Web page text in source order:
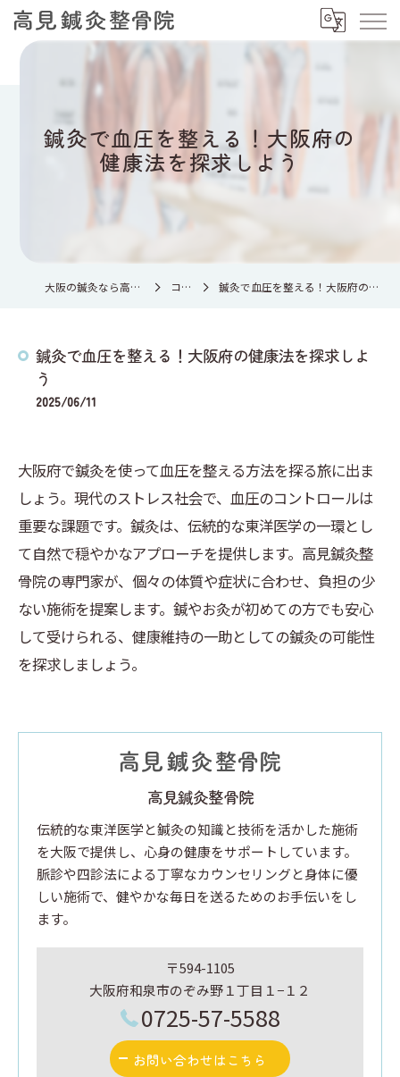
鍼灸で血圧を整える！大阪府の
健康法を探求しよう
大阪の鍼灸なら高見鍼灸整骨院 コラム 鍼灸で血圧を整える！大阪府の健康法を探求しよう
鍼灸で血圧を整える！大阪府の健康法を探求しよ
う
2025/06/11
大阪府で鍼灸を使って血圧を整える方法を探る旅に出ま
しょう。現代のストレス社会で、血圧のコントロールは
重要な課題です。鍼灸は、伝統的な東洋医学の一環とし
て自然で穏やかなアプローチを提供します。高見鍼灸整
骨院の専門家が、個々の体質や症状に合わせ、負担の少
ない施術を提案します。鍼やお灸が初めての方でも安心
して受けられる、健康維持の一助としての鍼灸の可能性
を探求しましょう。
高見鍼灸整骨院
伝統的な東洋医学と鍼灸の知識と技術を活かした施術
を大阪で提供し、心身の健康をサポートしています。
脈診や四診法による丁寧なカウンセリングと身体に優
しい施術で、健やかな毎日を送るためのお手伝いをし
ます。
〒594-1105
大阪府和泉市のぞみ野１丁目１−１２
0725-57-5588
お問い合わせはこちら